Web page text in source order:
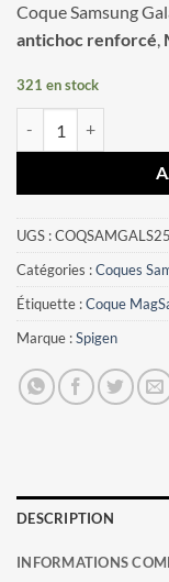
Coque Samsung
antichoc renforcé,
321 en stock
UGS :
Catégories :Coques
Étiquette :Coque
Marque :Spigen
DESCRIPTION
INFORMATIONS